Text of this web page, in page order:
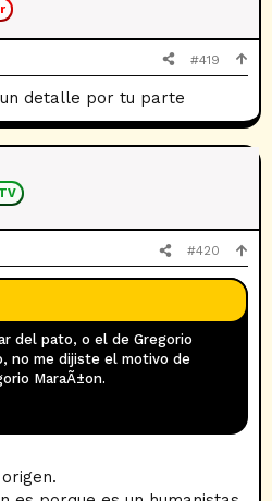
#419
detalle por tu parte
#420
del pato, o el de Gregorio
no me dijiste el motivo de
MaraÃ±on.